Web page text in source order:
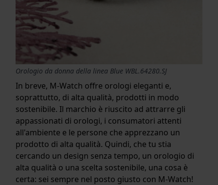
Orologio da donna della linea Blue WBL.64280.SJ
In breve, M-Watch offre orologi eleganti e,
soprattutto, di alta qualità, prodotti in modo
sostenibile. Il marchio è riuscito ad attrarre gli
appassionati di orologi, i consumatori attenti
all'ambiente e le persone che apprezzano un
prodotto di alta qualità. Quindi, che tu stia
cercando un design senza tempo, un orologio di
alta qualità o una scelta sostenibile, una cosa è
certa: sei sempre nel posto giusto con M-Watch!